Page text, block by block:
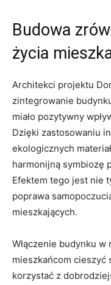
Budowa
życia
Architekci projektu
zintegrowanie⁢
miało pozytywny‍
Dzięki zastosowaniu‌
ekologicznych
harmonijną symbiozę⁣
Efektem ⁤tego jest nie
poprawa⁣
mieszkających.
Włączenie budynku‌
mieszkańcom
korzystać⁣ z